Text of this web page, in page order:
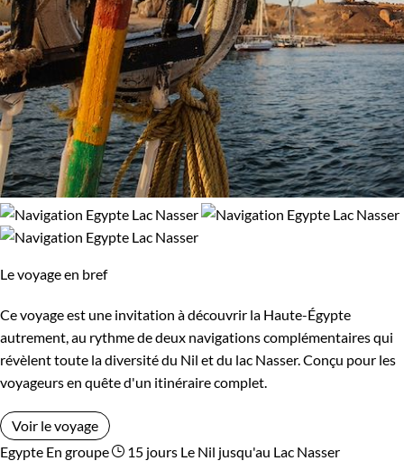
Le voyage en bref
Ce voyage est une invitation à découvrir la Haute-Égypte
autrement, au rythme de deux navigations complémentaires qui
révèlent toute la diversité du Nil et du lac Nasser. Conçu pour les
voyageurs en quête d'un itinéraire complet.
Voir le voyage
Egypte En groupe 15 jours Le Nil jusqu'au Lac Nasser